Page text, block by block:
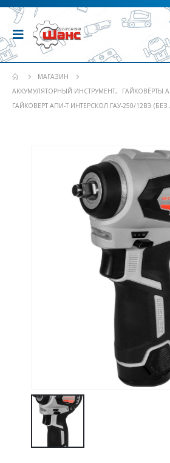
МАГАЗИН
АККУМУЛЯТОРНЫЙ ИНСТРУМЕНТ,
ГАЙКОВЁРТЫ
ГАЙКОВЕРТ АПИ-Т ИНТЕРСКОЛ ГАУ-250/12ВЭ